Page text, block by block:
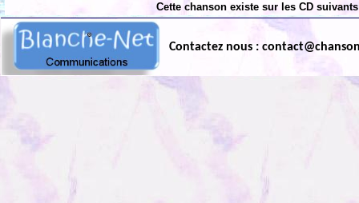
Cette chanson existe sur les CD
Contactez nous :